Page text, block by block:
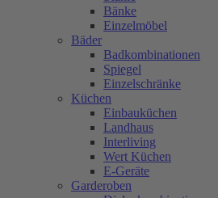
Bänke
Einzelmöbel
Bäder
Badkombinationen
Spiegel
Einzelschränke
Küchen
Einbauküchen
Landhaus
Interliving
Wert Küchen
E-Geräte
Garderoben